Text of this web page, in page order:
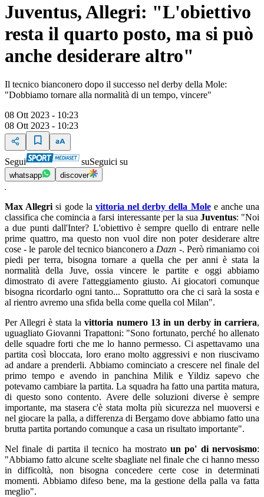
Juventus, Allegri: "L'obiettivo
resta il quarto posto, ma si può
anche desiderare altro"
Il tecnico bianconero dopo il successo nel derby della Mole:
"Dobbiamo tornare alla normalità di un tempo, vincere"
08 Ott 2023 - 10:23
08 Ott 2023 - 10:23
Segui suSeguici su
whatsapp discover
Max Allegri si gode la vittoria nel derby della Molee anche una
classifica che comincia a farsi interessante per la sua Juventus: "Noi
a due punti dall'Inter? L'obiettivo è sempre quello di entrare nelle
prime quattro, ma questo non vuol dire non poter desiderare altre
cose - le parole del tecnico bianconero a Dazn -. Però rimaniamo coi
piedi per terra, bisogna tornare a quella che per anni è stata la
normalità della Juve, ossia vincere le partite e oggi abbiamo
dimostrato di avere l'atteggiamento giusto. Ai giocatori comunque
bisogna ricordarlo ogni tanto... Soprattutto ora che ci sarà la sosta e
al rientro avremo una sfida bella come quella col Milan".
Per Allegri è stata lavittoria numero 13 in un derby in carriera,
uguagliato Giovanni Trapattoni: "Sono fortunato, perché ho allenato
delle squadre forti che me lo hanno permesso. Ci aspettavamo una
partita così bloccata, loro erano molto aggressivi e non riuscivamo
ad andare a prenderli. Abbiamo cominciato a crescere nel finale del
primo tempo e avendo in panchina Milik e Yildiz sapevo che
potevamo cambiare la partita. La squadra ha fatto una partita matura,
di questo sono contento. Avere delle soluzioni diverse è sempre
importante, ma stasera c'è stata molta più sicurezza nel muoversi e
nel giocare la palla, a differenza di Bergamo dove abbiamo fatto una
brutta partita portando comunque a casa un risultato importante".
Nel finale di partita il tecnico ha mostratoun po' di nervosismo:
"Abbiamo fatto alcune scelte sbagliate nel finale che ci hanno messo
in difficoltà, non bisogna concedere certe cose in determinati
momenti. Abbiamo difeso bene, ma la gestione della palla va fatta
meglio".